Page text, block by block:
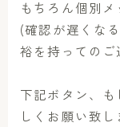
もちろん個別
(確認が遅くな
裕を持っての
下記ボタン、
しくお願い致